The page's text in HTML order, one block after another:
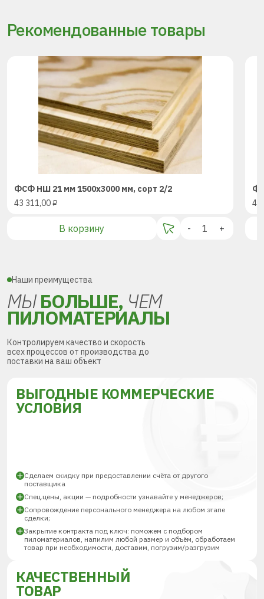
Рекомендованные товары
ФСФ НШ 21 мм 1500х3000 мм, сорт 2/2
43 311,00₽
В корзину - +
43
Наши преимущества
МЫБОЛЬШЕ, ЧЕМ
ПИЛОМАТЕРИАЛЫ
Контролируем качество и скорость
всех процессов от производства до
поставки на ваш объект
ВЫГОДНЫЕ КОММЕРЧЕСКИЕ
УСЛОВИЯ
Сделаем скидку при предоставлении счёта от другого
поставщика
Спец.цены, акции — подробности узнавайте у менеджеров;
Сопровождение персонального менеджера на любом этапе
сделки;
Закрытие контракта под ключ: поможем с подбором
пиломатериалов, напилим любой размер и объём, обработаем
товар при необходимости, доставим, погрузим/разгрузим
КАЧЕСТВЕННЫЙ
ТОВАР